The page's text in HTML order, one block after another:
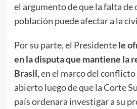
el argumento de que la falta de
población puede afectar a la
Por su parte, el Presidentele
en la disputa que mantiene la
Brasil,en el marco del
abierto luego de que la Corte
país ordenara investigar a su